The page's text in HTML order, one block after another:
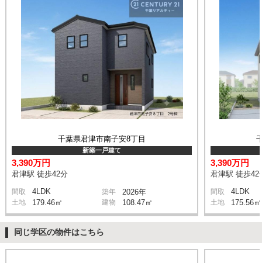
千葉県君津市南子安8丁目
新築一戸建て
3,390万円
君津駅 徒歩42分
間取 4LDK 築年 2026年
土地 179.46㎡ 建物 108.47㎡
3,390万円
君津駅 徒歩42
間取 4LDK
土地 175.56㎡
同じ学区の物件はこちら